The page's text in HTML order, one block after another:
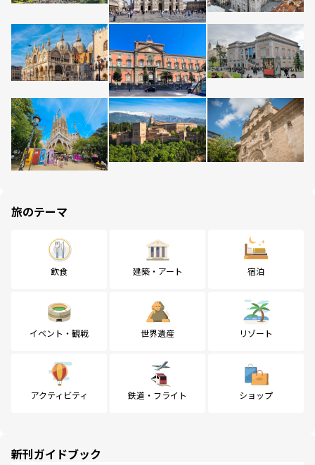
旅のテーマ
飲食 建築・アート 宿泊
イベント・観戦 世界遺産 リゾート
アクティビティ 鉄道・フライト ショップ
新刊ガイドブック